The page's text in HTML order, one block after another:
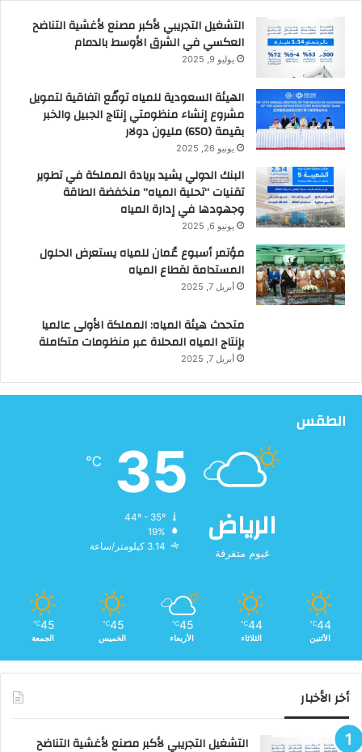
التشغيل التجريبي لأكبر مصنع لأغشية التناضح
العكسي في الشرق الأوسط بالدمام
يوليو 9, 2025
الهيئة السعودية للمياه توقّع اتفاقية لتمويل
مشروع إنشاء منظومتي إنتاج الجبيل والخبر
بقيمة (650) مليون دولار
يونيو 26, 2025
البنك الدولي يشيد بريادة المملكة في تطوير
تقنيات “تحلية المياه” منخفضة الطاقة
وجهودها في إدارة المياه
يونيو 6, 2025
مؤتمر أسبوع عُمان للمياه يستعرض الحلول
المستدامة لقطاع المياه
أبريل 7, 2025
متحدث هيئة المياه: المملكة الأولى عالميا
بإنتاج المياه المحلاة عبر منظومات متكاملة
أبريل 7, 2025
الطقس
الرياض
غيوم متفرقة
35
℃
19%
3.14 كيلومتر/ساعة
44
℃
الأثنين
44
℃
الثلاثاء
45
℃
الأربعاء
45
℃
الخميس
45
℃
الجمعة
أخر الأخبار
التشغيل التجريبي لأكبر مصنع لأغشية التناضح